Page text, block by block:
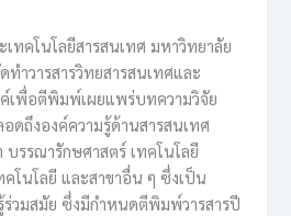
ทคโนโลยีสารสนเทศ มหาวิทยาลัย
ำวารสารวิทยสารสนเทศและ
เพื่อตีพิมพ์เผยแพร่บทความวิจัย
ดถึงองค์ความรู้ด้านสารสนเทศ
บรรณารักษศาสตร์ เทคโนโลยี
คโนโลยี และสาขาอื่น ๆ ซึ่งเป็น
ร่วมสมัย ซึ่งมีกำหนดตีพิมพ์วารสารปี